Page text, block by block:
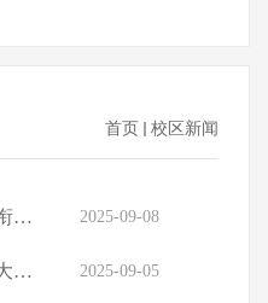
首页 校区新闻
2025-09-08
交通学院孙立军教授领衔的低碳智能道路设施教师团队入选“全国高...
2025-09-05
中国机器人及人工智能大赛总决赛落幕，同济大学19支队伍获奖